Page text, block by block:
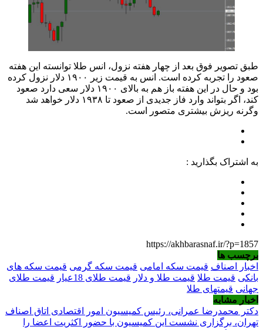
طبق تصویر فوق بعد از چهار هفته نزول، انس طلا توانسته این هفته
صعود را تجربه کرده است. انس به قیمت زیر ۱۹۰۰ دلار نزول کرده
بود و حال در این هفته باز هم به بالای ۱۹۰۰ دلار سعی دارد صعود
کند، اگر بتواند وارد فاز جدیدی از صعود تا ۱۹۳۸ دلار خواهد شد
وگرنه ریزش بیشتری متصور است.
به اشتراک بگذارید :
https://akhbarasnaf.ir/?p=1857
برچسب ها
اخبار اصناف قیمت سکه امامی قیمت سکه گرمی قیمت سکه های
بانکی قیمت طلا قیمت طلا و دلار قیمت طلای 18عیار
قیمت طلای
جهانی قیمتهای طلا
اخبار مشابه
دکتر محمدرضا عمرانی، رئیس کمیسیون امور اقتصادی اتاق اصناف
تهران، برگزاری نشست این کمیسیون با حضور اکثریت اعضا را